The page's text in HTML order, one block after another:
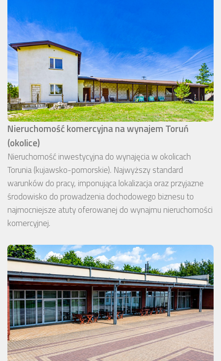
Nieruchomość komercyjna na wynajem Toruń
(okolice)
Nieruchomość inwestycyjna do wynajęcia w okolicach
Torunia (kujawsko-pomorskie). Najwyższy standard
warunków do pracy, imponująca lokalizacja oraz przyjazne
środowisko do prowadzenia dochodowego biznesu to
najmocniejsze atuty oferowanej do wynajmu nieruchomości
komercyjnej.